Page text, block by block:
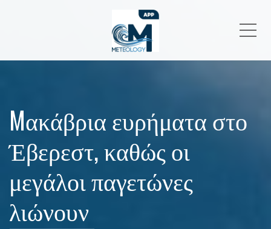
Mακάβρια ευρήματα στο
Έβερεστ, καθώς οι
μεγάλοι παγετώνες
λιώνουν